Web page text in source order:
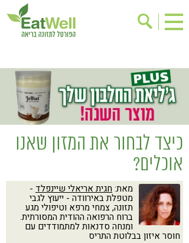
בישול בריא
אינדקס עסקים
ריפוי ומניעת מחלות
בריאות האישה
תוספי תזונה
מתכוני בריאות
אירועים
שינוי תזונתי
גישות בתזונה
ניקוי רעלים
מזונות על
ילדים
תזונה וספורט
הפרעות קשב & ריכוז
כיצד לבחור את המזון שאנו
אוכלים?
מאת: חגית אריאלי שיינפלד -
מטפלת באירוודה - ייעוץ לגבי
תזונה, צמחי מרפא וטיפולי מגע
ברוח הרפואה ההודית המסורתית.
ומנחה סדנאות למתמודדים עם
חוסר איזון בבלוטת התריס